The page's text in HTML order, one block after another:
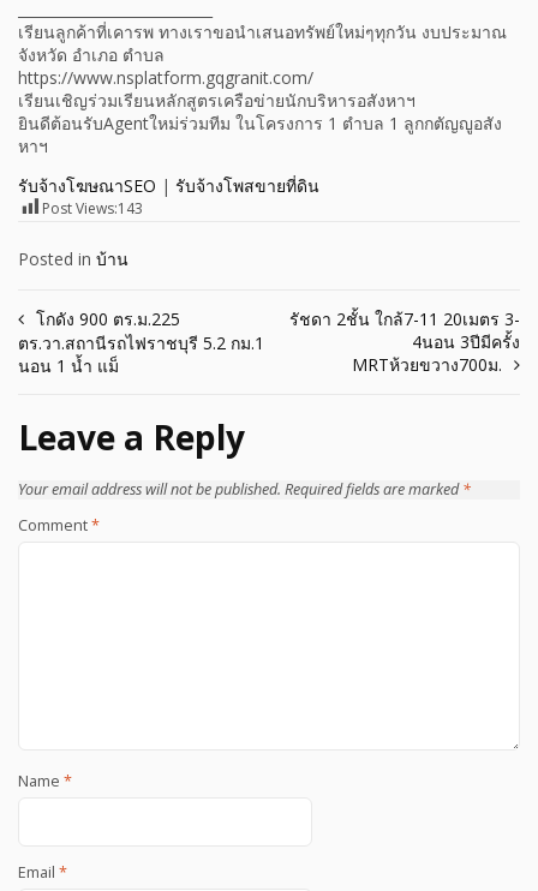
เรียนลูกค้าที่เคารพ ทางเราขอนำเสนอทรัพย์ใหม่ๆทุกวัน งบประมาณ
จังหวัด อำเภอ ตำบล
https://www.nsplatform.gqgranit.com/
เรียนเชิญร่วมเรียนหลักสูตรเครือข่ายนักบริหารอสังหาฯ
ยินดีต้อนรับAgentใหม่ร่วมทีม ในโครงการ 1 ตำบล 1 ลูกกตัญญูอสัง
หาฯ
รับจ้างโฆษณาSEO | รับจ้างโพสขายที่ดิน
Post Views:143
Posted in บ้าน
Post
navigation
โกดัง 900 ตร.ม.225
ตร.วา.สถานีรถไฟราชบุรี 5.2 กม.1
นอน 1 น้ำ แม็
รัชดา 2ชั้น ใกล้7-11 20เมตร 3-
4นอน 3ปีมีครั้ง
MRTห้วยขวาง700ม.
Leave a Reply
Your email address will not be published. Required fields are marked*
Comment*
Name *
Email *